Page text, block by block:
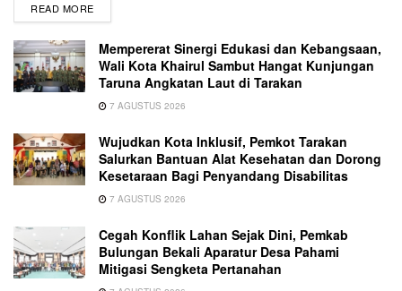
READ MORE
Mempererat Sinergi Edukasi dan Kebangsaan,
Wali Kota Khairul Sambut Hangat Kunjungan
Taruna Angkatan Laut di Tarakan
7 AGUSTUS 2026
Wujudkan Kota Inklusif, Pemkot Tarakan
Salurkan Bantuan Alat Kesehatan dan Dorong
Kesetaraan Bagi Penyandang Disabilitas
7 AGUSTUS 2026
Cegah Konflik Lahan Sejak Dini, Pemkab
Bulungan Bekali Aparatur Desa Pahami
Mitigasi Sengketa Pertanahan